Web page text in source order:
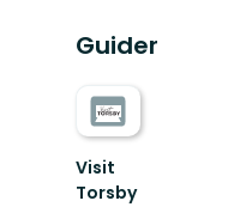
Guider
Visit
Torsby